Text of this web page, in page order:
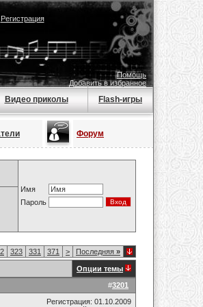
Регистрация
Помощь
Добавить в избранное
Видео приколы Flash-игры
Форум
Имя
Пароль
323 331 371 > Последняя »
Опции темы
#3201
Регистрация: 01.10.2009